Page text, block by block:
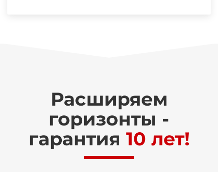
Расширяем
горизонты -
гарантия 10 лет!